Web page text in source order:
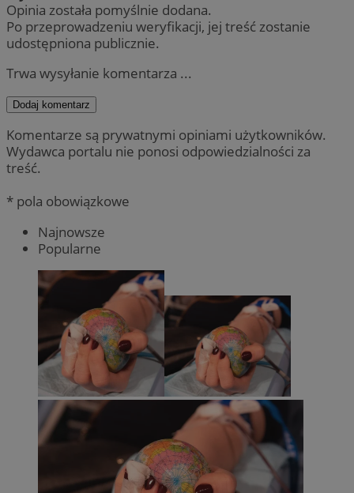
Opinia została pomyślnie dodana.
Po przeprowadzeniu weryfikacji, jej treść zostanie
udostępniona publicznie.
Trwa wysyłanie komentarza ...
Dodaj komentarz
Komentarze są prywatnymi opiniami użytkowników.
Wydawca portalu nie ponosi odpowiedzialności za
treść.
* pola obowiązkowe
Najnowsze
Popularne